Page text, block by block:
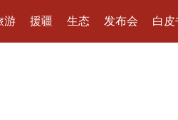
游 援疆 生态 发布会 白皮